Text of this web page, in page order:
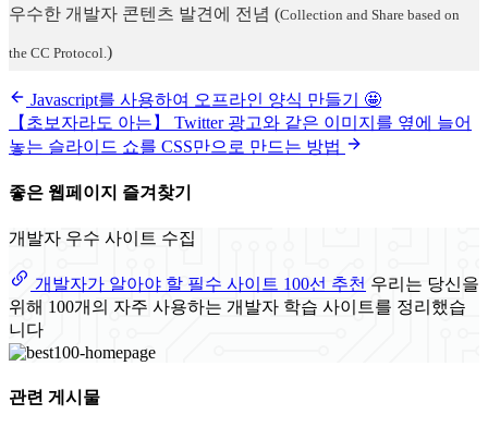
우수한 개발자 콘텐츠 발견에 전념 (Collection and Share based on
the CC Protocol. )
Javascript를 사용하여 오프라인 양식 만들기 🤩
【초보자라도 아는】 Twitter 광고와 같은 이미지를 옆에 늘어
놓는 슬라이드 쇼를 CSS만으로 만드는 방법
좋은 웹페이지 즐겨찾기
개발자 우수 사이트 수집
개발자가 알아야 할 필수 사이트 100선 추천 우리는 당신을
위해 100개의 자주 사용하는 개발자 학습 사이트를 정리했습
니다
관련 게시물